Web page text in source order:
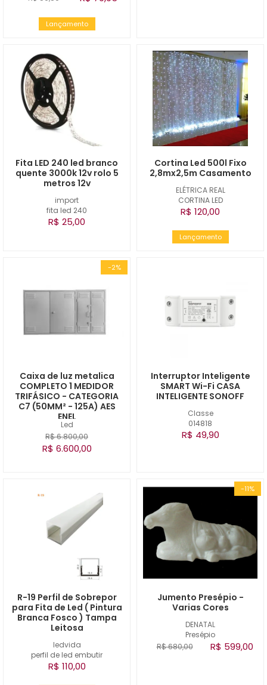
Lançamento
import
fita led 240
Fita LED 240 led branco
quente 3000k 12v rolo 5
metros 12v
R$ 25,00
ELÉTRICA REAL
CORTINA LED
Cortina Led 500l Fixo
2,8mx2,5m Casamento
R$ 120,00
Lançamento
-2%
Led
Caixa de luz metalica
COMPLETO 1 MEDIDOR
TRIFÁSICO - CATEGORIA
C7 (50MM² - 125A) AES
ENEL
R$ 6.800,00
R$ 6.600,00
Classe
014818
Interruptor Inteligente
SMART Wi-Fi CASA
INTELIGENTE SONOFF
R$ 49,90
ledvida
perfil de led embutir
R-19 Perfil de Sobrepor
para Fita de Led ( Pintura
Branca Fosco ) Tampa
Leitosa
R$ 110,00
-11%
DENATAL
Presépio
Jumento Presépio -
Varias Cores
R$ 680,00 R$ 599,00